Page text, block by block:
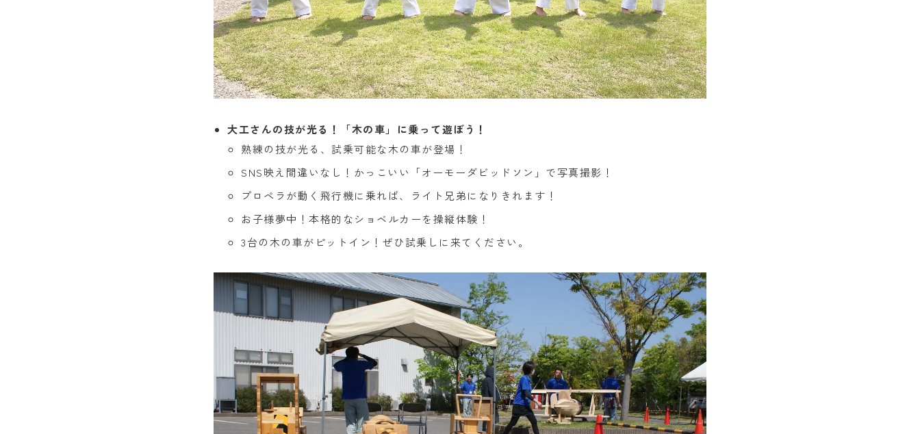
大工さんの技が光る！「木の車」に乗って遊ぼう！
熟練の技が光る、試乗可能な木の車が登場！
SNS映え間違いなし！かっこいい「オーモーダビッドソン」で写真撮影！
プロペラが動く飛行機に乗れば、ライト兄弟になりきれます！
お子様夢中！本格的なショベルカーを操縦体験！
3台の木の車がピットイン！ぜひ試乗しに来てください。